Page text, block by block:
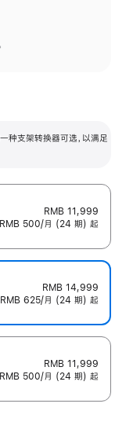
支架转换器可选，以满足
RMB 11,999
500/月 (24 期) 起
RMB 14,999
625/月 (24 期) 起
RMB 11,999
500/月 (24 期) 起